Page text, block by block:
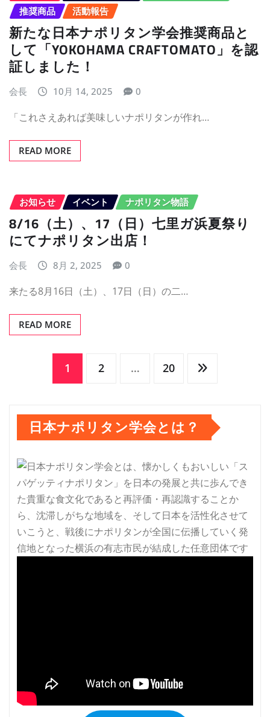
推奨商品
活動報告
新たな日本ナポリタン学会推奨商品と
して「YOKOHAMA CRAFTOMATO」を認
証しました！
会長 10月 14, 2025 0
「これさえあれば美味しいナポリタンが作れ…
READ MORE
お知らせ イベント ナポリタン物語
8/16（土）、17（日）七里ガ浜夏祭り
にてナポリタン出店！
会長 8月 2, 2025 0
来たる8月16日（土）、17日（日）の二…
READ MORE
稿
の
ペ
ー
ジ
1 2 … 20
日本ナポリタン学会とは？